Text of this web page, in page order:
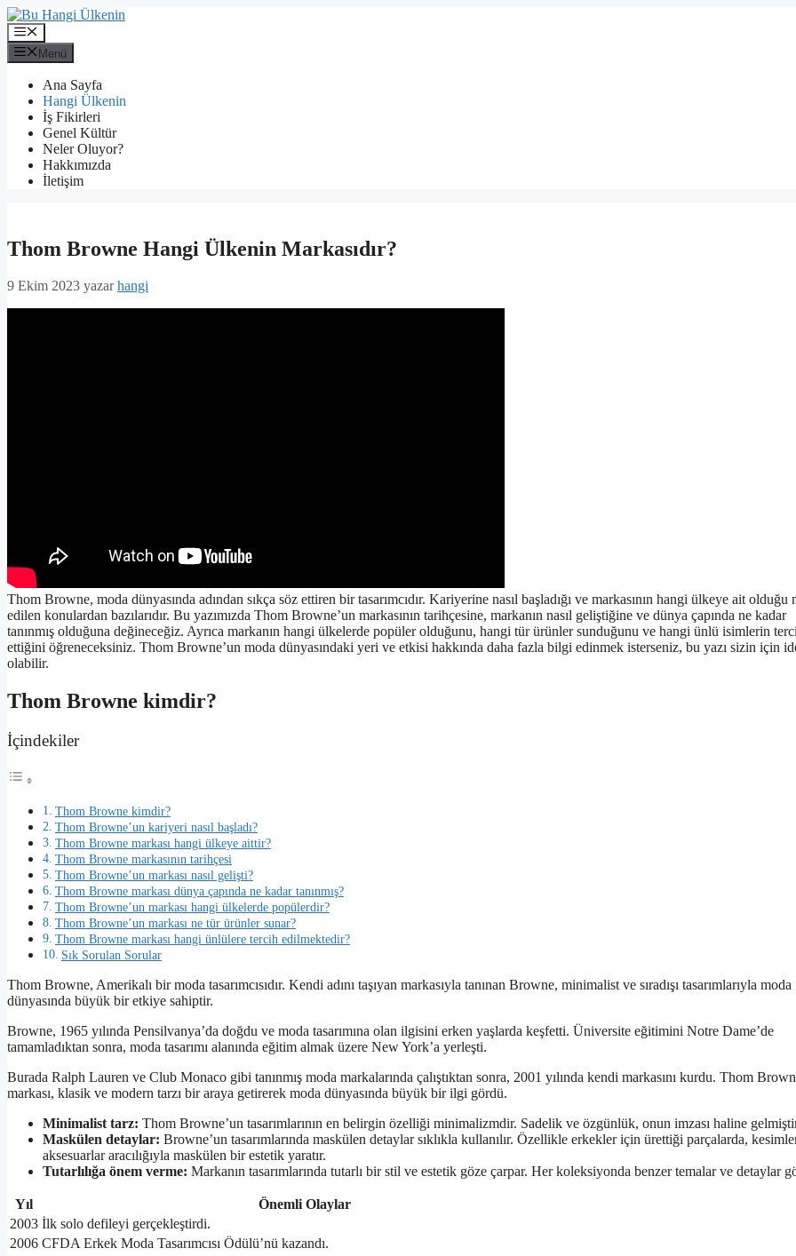
İçeriğe
atla
Menü
Menü
Ana Sayfa
Hangi Ülkenin
İş Fikirleri
Genel Kültür
Neler Oluyor?
Hakkımızda
İletişim
Thom Browne Hangi Ülkenin Markasıdır?
9 Ekim 2023 yazarhangi
Thom Browne, moda dünyasında adından sıkça söz ettiren bir tasarımcıdır. Kariyerine nasıl başladığı ve markasının hangi ülkeye ait olduğu
edilen konulardan bazılarıdır. Bu yazımızda Thom Browne’un markasının tarihçesine, markanın nasıl geliştiğine ve dünya çapında ne kadar
tanınmış olduğuna değineceğiz. Ayrıca markanın hangi ülkelerde popüler olduğunu, hangi tür ürünler sunduğunu ve hangi ünlü isimlerin
ettiğini öğreneceksiniz. Thom Browne’un moda dünyasındaki yeri ve etkisi hakkında daha fazla bilgi edinmek isterseniz, bu yazı sizin için
olabilir.
Thom Browne kimdir?
İçindekiler
Thom Browne kimdir?
Thom Browne’un kariyeri nasıl başladı?
Thom Browne markası hangi ülkeye aittir?
Thom Browne markasının tarihçesi
Thom Browne’un markası nasıl gelişti?
Thom Browne markası dünya çapında ne kadar tanınmış?
Thom Browne’un markası hangi ülkelerde popülerdir?
Thom Browne’un markası ne tür ürünler sunar?
Thom Browne markası hangi ünlülere tercih edilmektedir?
Sık Sorulan Sorular
Thom Browne, Amerikalı bir moda tasarımcısıdır. Kendi adını taşıyan markasıyla tanınan Browne, minimalist ve sıradışı tasarımlarıyla moda
dünyasında büyük bir etkiye sahiptir.
Browne, 1965 yılında Pensilvanya’da doğdu ve moda tasarımına olan ilgisini erken yaşlarda keşfetti. Üniversite eğitimini Notre Dame’de
tamamladıktan sonra, moda tasarımı alanında eğitim almak üzere New York’a yerleşti.
Burada Ralph Lauren ve Club Monaco gibi tanınmış moda markalarında çalıştıktan sonra, 2001 yılında kendi markasını kurdu. Thom
markası, klasik ve modern tarzı bir araya getirerek moda dünyasında büyük bir ilgi gördü.
Minimalist tarz: Thom Browne’un tasarımlarının en belirgin özelliği minimalizmdir. Sadelik ve özgünlük, onun imzası haline
Maskülen detaylar: Browne’un tasarımlarında maskülen detaylar sıklıkla kullanılır. Özellikle erkekler için ürettiği parçalarda,
aksesuarlar aracılığıyla maskülen bir estetik yaratır.
Tutarlılığa önem verme: Markanın tasarımlarında tutarlı bir stil ve estetik göze çarpar. Her koleksiyonda benzer temalar ve detaylar
Yıl
Önemli Olaylar
2003 İlk solo defileyi gerçekleştirdi.
2006 CFDA Erkek Moda Tasarımcısı Ödülü’nü kazandı.